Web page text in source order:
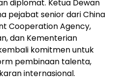
diplomat. Ketua Dewan
pejabat senior dari China
Cooperation Agency,
dan Kementerian
komitmen untuk
pembinaan talenta,
internasional.